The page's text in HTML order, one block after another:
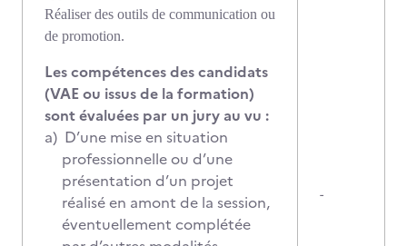
Réaliser des outils de communication ou
de promotion.
Les compétences des candidats
(VAE ou issus de la formation)
sont évaluées par un jury au vu :
a) D’une mise en situation
professionnelle ou d’une
présentation d’un projet
réalisé en amont de la session,
éventuellement complétée
-